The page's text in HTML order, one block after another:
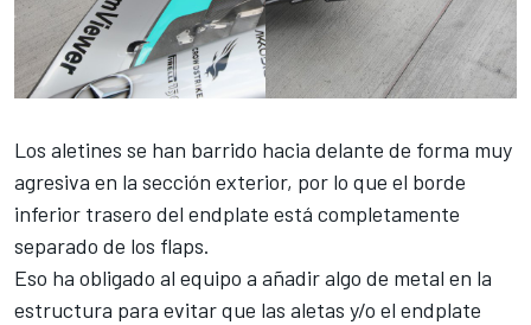
Los aletines se han barrido hacia delante de forma muy
agresiva en la sección exterior, por lo que el borde
inferior trasero del endplate está completamente
separado de los flaps.
Eso ha obligado al equipo a añadir algo de metal en la
estructura para evitar que las aletas y/o el endplate